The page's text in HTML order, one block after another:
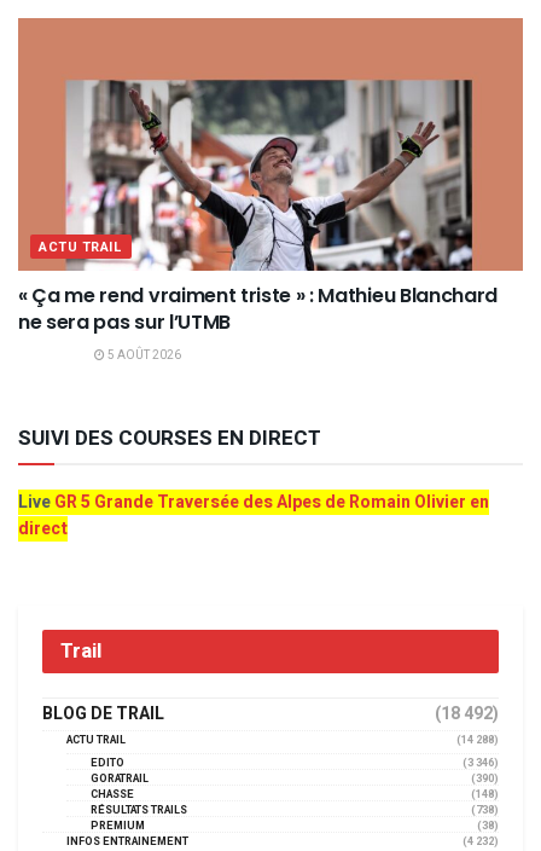
ACTU TRAIL
« Ça me rend vraiment triste » : Mathieu Blanchard
ne sera pas sur l’UTMB
5 AOÛT 2026
SUIVI DES COURSES EN DIRECT
LiveGR 5 Grande Traversée des Alpes de Romain Olivier en
direct
Trail
BLOG DE TRAIL (18 492)
ACTU TRAIL
(14 288)
EDITO
(3 346)
GORATRAIL
(390)
CHASSE
(148)
RÉSULTATS TRAILS
(738)
PREMIUM
(38)
INFOS ENTRAINEMENT
(4 232)